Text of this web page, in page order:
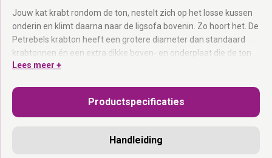
Jouw kat krabt rondom de ton, nestelt zich op het losse kussen
onderin en klimt daarna naar de ligsofa bovenin. Zo hoort het. De
Petrebels krabton heeft een grotere diameter dan standaard
krabtonnen én een extra dikke boven- en onderplaat die de ton
verzwaart voor maximale stabiliteit. Het sterke zwart sisaltapijt
handgestikt pluche aangebracht voor extra stevigheid.
Grotere diameter dan standaard:Meer kraboppervlak voor
Extra dikke boven- en onderplaat:Verzwaard voor stabiliteit —
Lees meer +
Productspecificaties
Handleiding